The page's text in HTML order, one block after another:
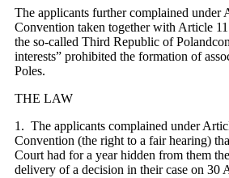
The applicants further complained under
Convention taken together with Article
the so-called Third Republic of
interests” prohibited the formation of
Poles.
THE LAW
1. The applicants complained under
Convention (the right to a fair hearing)
Court had for a year hidden from them
delivery of a decision in their case on 30